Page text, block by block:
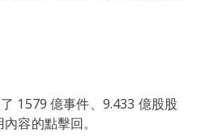
1579 億事件、9.433 億股股
容的點擊回。